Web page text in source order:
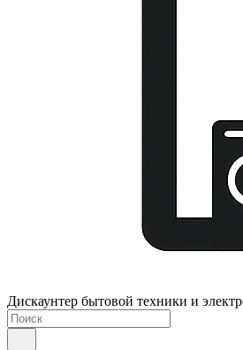
Дискаунтер бытовой техники и